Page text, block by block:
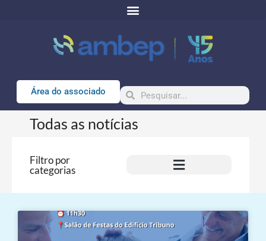
Área do associado
Todas as notícias
Filtro por
categorias